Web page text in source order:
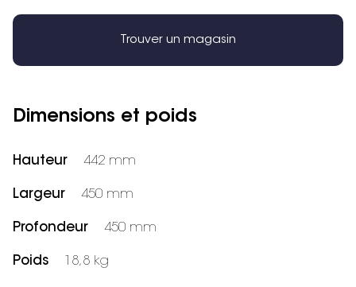
Trouver un magasin
Dimensions et poids
Hauteur 442 mm
Largeur 450 mm
Profondeur 450 mm
Poids 18,8 kg